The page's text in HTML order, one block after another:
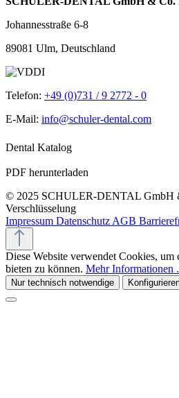
Johannesstraße 6-8
89081 Ulm, Deutschland
Telefon: +49 (0)731 / 9 2772 - 0
E-Mail: info@schuler-dental.com
Dental Katalog
PDF herunterladen
© 2025 SCHULER-DENTAL GmbH
Verschlüsselung
Impressum Datenschutz AGB
Diese Website verwendet Cookies,
bieten zu können. Mehr Informationen
Nur technisch notwendige